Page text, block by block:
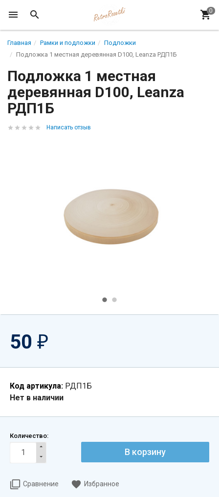
Главная Рамки и подложки
Подложки
Подложка 1 местная деревянная D100, Leanza РДП1Б
Подложка 1 местная
деревянная D100, Leanza
РДП1Б
Написать отзыв
50 ₽
Код артикула: РДП1Б
Нет в наличии
Количество:
Сравнение Избранное